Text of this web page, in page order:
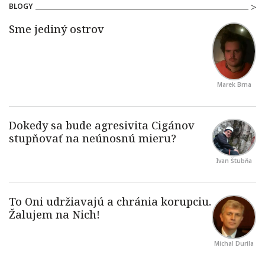
BLOGY
Marek Brna
Ivan Štubňa
Michal Durila